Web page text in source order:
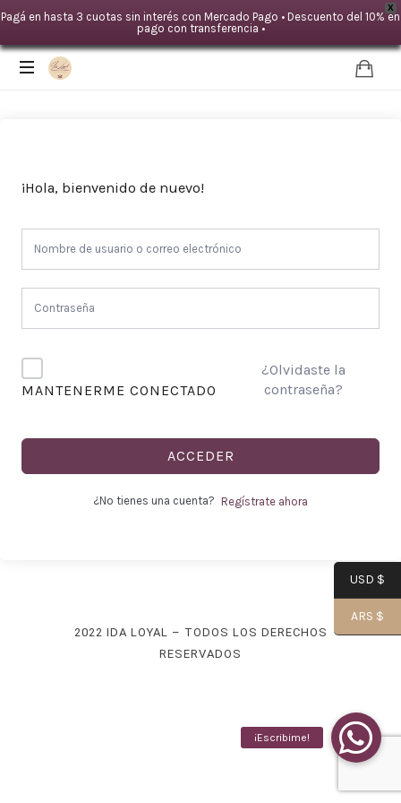
X
Pagá en hasta 3 cuotas sin interés con Mercado Pago • Descuento del 10% en
pago con transferencia •
IDA
-
-
¡Hola, bienvenido de nuevo!
MANTENERME CONECTADO
¿Olvidaste la
contraseña?
ACCEDER
¿No tienes una cuenta? Regístrate ahora
2022 IDA LOYAL – TODOS LOS DERECHOS
RESERVADOS
USD $
ARS $